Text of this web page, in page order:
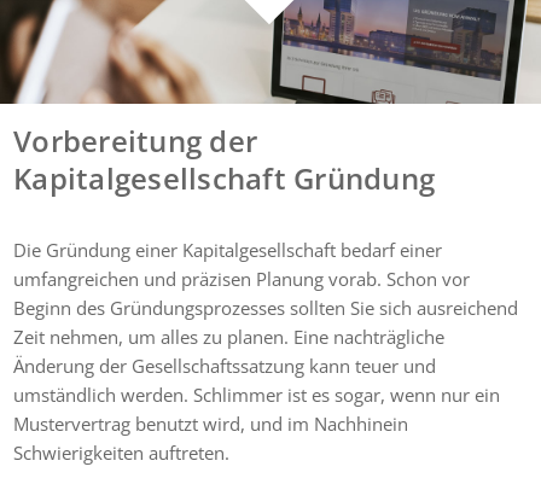
Vorbereitung der
Kapitalgesellschaft Gründung
Die Gründung einer Kapitalgesellschaft bedarf einer
umfangreichen und präzisen Planung vorab. Schon vor
Beginn des Gründungsprozesses sollten Sie sich ausreichend
Zeit nehmen, um alles zu planen. Eine nachträgliche
Änderung der Gesellschaftssatzung kann teuer und
umständlich werden. Schlimmer ist es sogar, wenn nur ein
Mustervertrag benutzt wird, und im Nachhinein
Schwierigkeiten auftreten.